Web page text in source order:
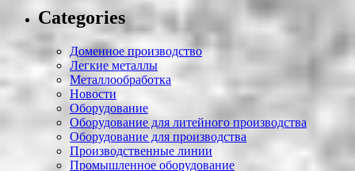
Categories
Доменное производство
Легкие металлы
Металлообработка
Новости
Оборудование
Оборудование для литейного производства
Оборудование для производства
Производственные линии
Промышленное оборудование